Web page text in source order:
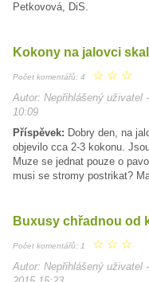
Petkovová, DiS.
Kokony na jalovci
Počet komentářů: 4 ☆ ☆ ☆
Autor: Nepřihlášený uživatel
10:09
Příspěvek: Dobry den, na
objevilo cca 2-3 kokonu.
Muze se jednat pouze o
musi se stromy postrikat?
Buxusy chřadnou od
Počet komentářů: 1 ☆ ☆ ☆
Autor: Nepřihlášený uživatel